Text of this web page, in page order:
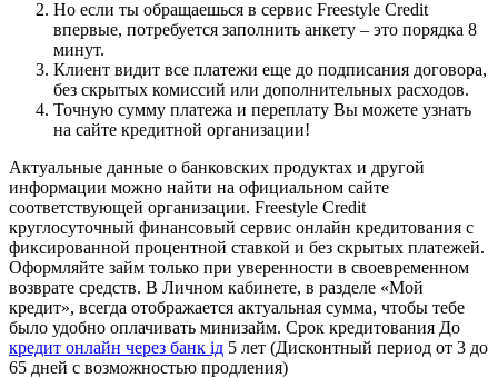
Но если ты обращаешься в сервис Freestyle Credit
впервые, потребуется заполнить анкету – это порядка 8
минут.
Клиент видит все платежи еще до подписания договора,
без скрытых комиссий или дополнительных расходов.
Точную сумму платежа и переплату Вы можете узнать
на сайте кредитной организации!
Актуальные данные о банковских продуктах и другой
информации можно найти на официальном сайте
соответствующей организации. Freestyle Credit
круглосуточный финансовый сервис онлайн кредитования с
фиксированной процентной ставкой и без скрытых платежей.
Оформляйте займ только при уверенности в своевременном
возврате средств. В Личном кабинете, в разделе «Мой
кредит», всегда отображается актуальная сумма, чтобы тебе
было удобно оплачивать минизайм. Срок кредитования До
кредит онлайн через банк ід 5 лет (Дисконтный период от 3 до
65 дней с возможностью продления)